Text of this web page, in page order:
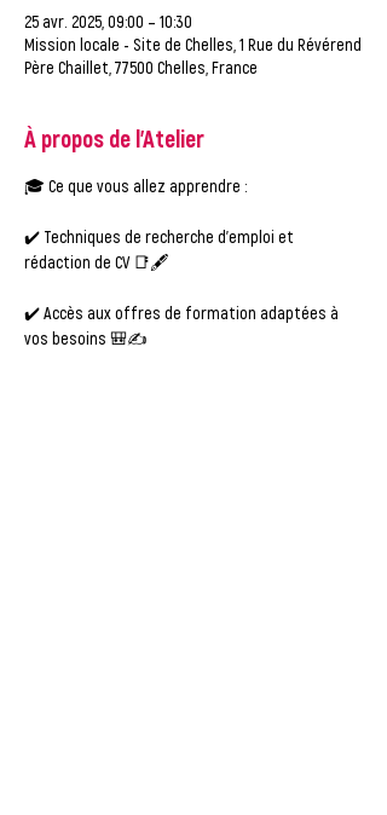
25 avr. 2025, 09:00 – 10:30
Mission locale - Site de Chelles, 1 Rue du Révérend
Père Chaillet, 77500 Chelles, France
À propos de l'Atelier
🎓 Ce que vous allez apprendre :
✔️ Techniques de recherche d'emploi et
rédaction de CV 📑🖋️
✔️ Accès aux offres de formation adaptées à
vos besoins 🎒✍️